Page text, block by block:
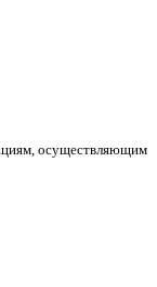
осуществляющим